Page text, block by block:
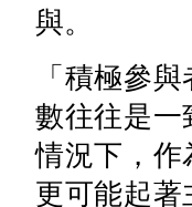
與。
「積極參
數往往是一
情況下，作
更可能起